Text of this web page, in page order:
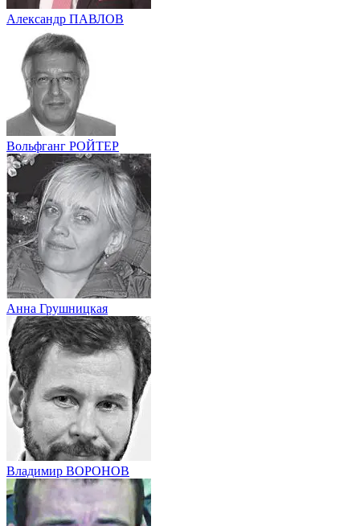
Александр ПАВЛОВ
Вольфганг РОЙТЕР
Анна Грушницкая
Владимир ВОРОНОВ